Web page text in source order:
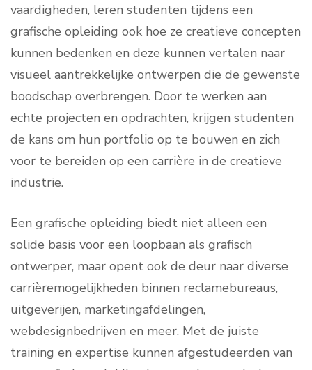
vaardigheden, leren studenten tijdens een
grafische opleiding ook hoe ze creatieve concepten
kunnen bedenken en deze kunnen vertalen naar
visueel aantrekkelijke ontwerpen die de gewenste
boodschap overbrengen. Door te werken aan
echte projecten en opdrachten, krijgen studenten
de kans om hun portfolio op te bouwen en zich
voor te bereiden op een carrière in de creatieve
industrie.
Een grafische opleiding biedt niet alleen een
solide basis voor een loopbaan als grafisch
ontwerper, maar opent ook de deur naar diverse
carrièremogelijkheden binnen reclamebureaus,
uitgeverijen, marketingafdelingen,
webdesignbedrijven en meer. Met de juiste
training en expertise kunnen afgestudeerden van